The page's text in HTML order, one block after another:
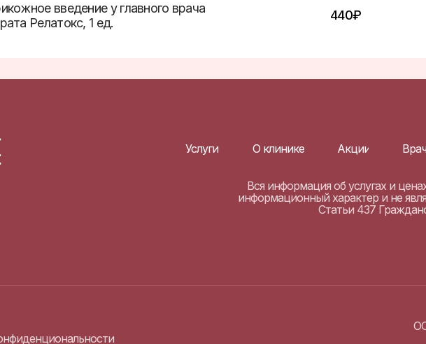
введение у главного врача
Релатокс, 1 ед.
440₽
Услуги О клинике Акции
Вся информация об услугах и
информационный характер и не
Статьи 437